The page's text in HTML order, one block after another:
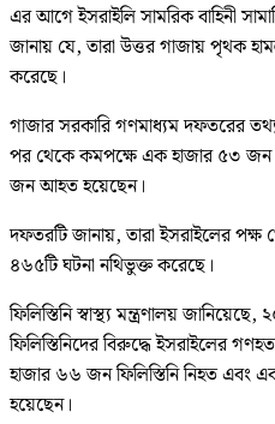
এর আগে ইসরাইলি সামরিক বাহিনী
জানায় যে, তারা উত্তর গাজায় পৃথক
করেছে।
গাজার সরকারি গণমাধ্যম দফতরের
পর থেকে কমপক্ষে এক হাজার ৫৩ জন
জন আহত হয়েছেন।
দফতরটি জানায়, তারা ইসরাইলের পক্ষ
৪৬৫টি ঘটনা নথিভুক্ত করেছে।
ফিলিস্তিনি স্বাস্থ্য মন্ত্রণালয়
ফিলিস্তিনিদের বিরুদ্ধে ইসরাইলের
হাজার ৬৬ জন ফিলিস্তিনি নিহত
হয়েছেন।